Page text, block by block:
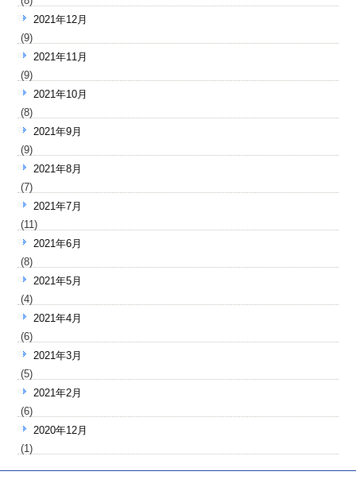
2021年12月
(9)
2021年11月
(9)
2021年10月
(8)
2021年9月
(9)
2021年8月
(7)
2021年7月
(11)
2021年6月
(8)
2021年5月
(4)
2021年4月
(6)
2021年3月
(5)
2021年2月
(6)
2020年12月
(1)